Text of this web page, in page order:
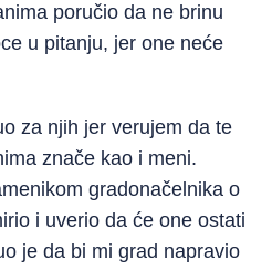
poručio da ne brinu
u pitanju, jer one neće
za njih jer verujem da te
znače kao i meni.
gradonačelnika o
i uverio da će one ostati
je da bi mi grad napravio